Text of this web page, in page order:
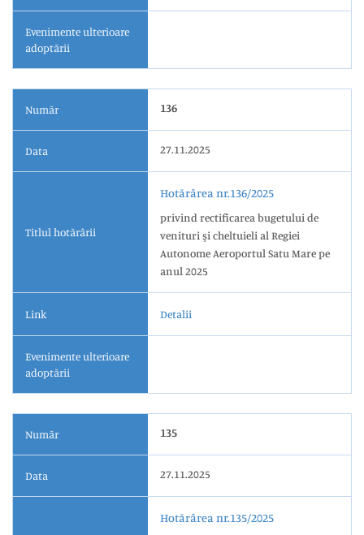
Evenimente ulterioare
adoptării
Număr 136
Data 27.11.2025
Titlul hotărârii
Hotărârea nr.136/2025
privind rectificarea bugetului de
venituri şi cheltuieli al Regiei
Autonome Aeroportul Satu Mare pe
anul 2025
Link Detalii
Evenimente ulterioare
adoptării
Număr 135
Data 27.11.2025
Hotărârea nr.135/2025